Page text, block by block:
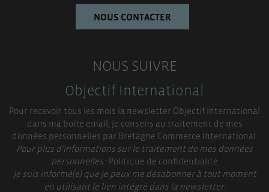
NOUS CONTACTER
NOUS SUIVRE
Objectif International
Pour recevoir tous les mois la newsletter Objectif International
dans ma boite email, je consens au traitement de mes
données personnelles par Bretagne Commerce International.
Pour plus d’informations sur le traitement de mes données
personnelles :Politique de confidentialité
Je suis informé(e) que je peux me désabonner à tout moment
en utilisant le lien intégré dans la newsletter.